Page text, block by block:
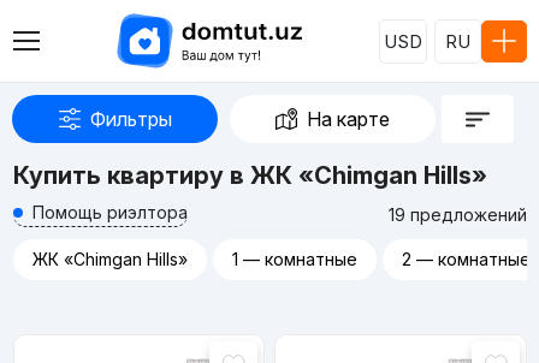
USD RU
Фильтры На карте
Купить квартиру в ЖК «Chimgan Hills»
19 предложений
Помощь риэлтора
ЖК «Chimgan Hills» 1 — комнатные 2 — комнатные